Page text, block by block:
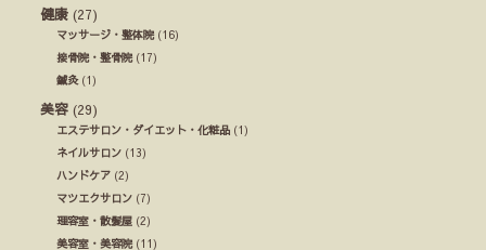
健康 (27)
マッサージ・整体院(16)
接骨院・整骨院(17)
鍼灸(1)
美容 (29)
エステサロン・ダイエット・化粧品 (1)
ネイルサロン (13)
ハンドケア (2)
マツエクサロン (7)
理容室・散髪屋 (2)
美容室・美容院(11)